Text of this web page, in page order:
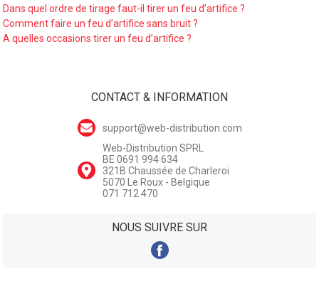
Dans quel ordre de tirage faut-il tirer un feu d’artifice ?
Comment faire un feu d’artifice sans bruit ?
A quelles occasions tirer un feu d’artifice ?
CONTACT & INFORMATION
support@web-distribution.com
Web-Distribution SPRL
BE 0691 994 634
321B Chaussée de Charleroi
5070 Le Roux - Belgique
071 712 470
NOUS SUIVRE SUR